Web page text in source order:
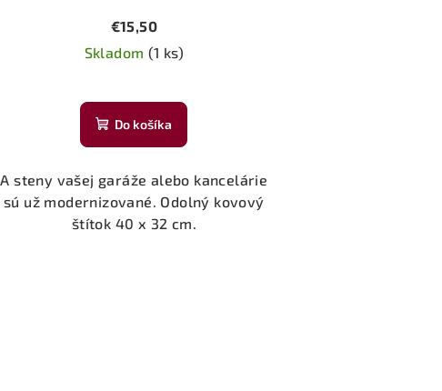
€15,50
Skladom (1 ks)
Do košíka
A steny vašej garáže alebo kancelárie
sú už modernizované. Odolný kovový
štítok 40 x 32 cm.